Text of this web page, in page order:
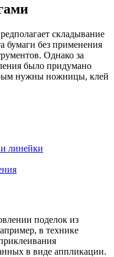
складывание
бумаги без применения
Однако за
было придумано
нужны ножницы, клей
линейки
поделок из
в технике
в виде аппликации.